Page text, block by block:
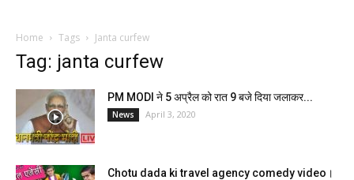
Home Tags Janta curfew
Tag: janta curfew
PM MODI ने 5 अप्रैल को रात 9 बजे दिया जलाकर...
News April 3, 2020
Chotu dada ki travel agency comedy video।